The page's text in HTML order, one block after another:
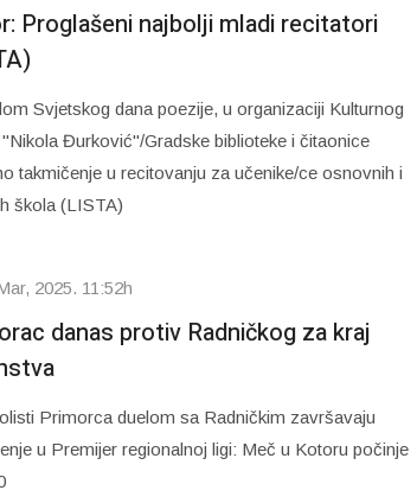
Proglašeni najbolji mladi recitatori
Svjetskog dana poezije, u organizaciji Kulturnog
Đurković"/Gradske biblioteke i čitaonice
takmičenje u recitovanju za učenike/ce osnovnih i
škola (LISTA)
2025. 11:52h
danas protiv Radničkog za kraj
Primorca duelom sa Radničkim završavaju
u Premijer regionalnoj ligi: Meč u Kotoru počinje